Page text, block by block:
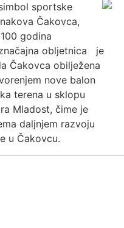
sportske
Čakovca,
godina
obljetnica je
Čakovca obilježena
nove balon
terena u sklopu
Mladost, čime je
daljnjem razvoju
u Čakovcu.